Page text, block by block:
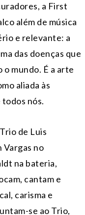
a First
além de música
e relevante: a
das doenças que
o mundo. É a arte
aliada às
nós.
de Luis
Vargas no
na bateria,
cantam e
carisma e
se ao Trio,